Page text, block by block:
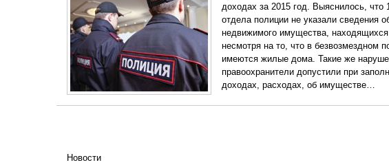
доходах за 2015 год. Выяснилось, что
отдела полиции не указали сведения
недвижимого имущества, находящихся
несмотря на то, что в безвозмездном
имеются жилые дома. Такие же
правоохранители допустили при
доходах, расходах, об имуществе…
Новости